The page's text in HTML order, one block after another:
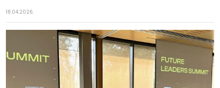
18.04.2026.